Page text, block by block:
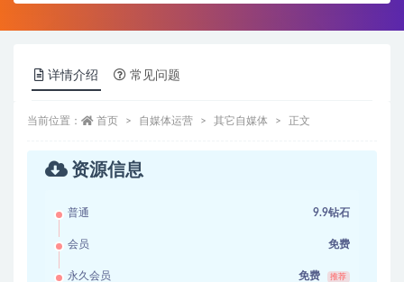
详情介绍 常见问题
当前位置： 首页 自媒体运营 其它自媒体 正文
资源信息
普通 9.9钻石
会员 免费
永久会员 免费 推荐